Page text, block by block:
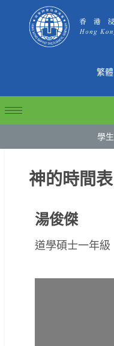
繁體
學生
神的時間表
湯俊傑
道學碩士一年級